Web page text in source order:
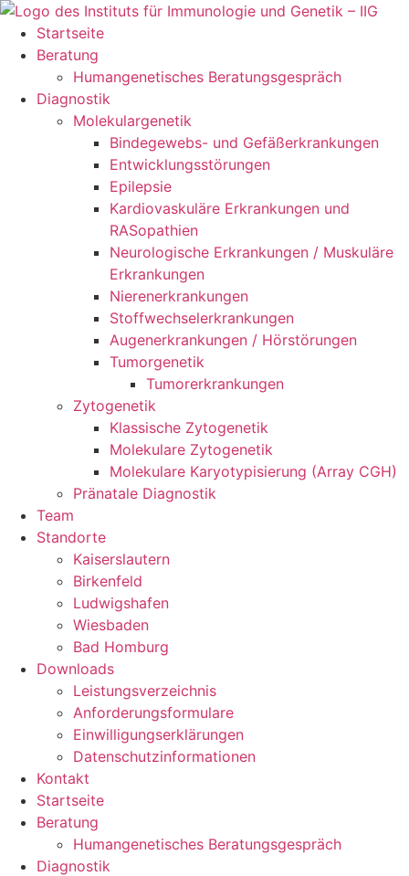
Zum
Inhalt
springen
Startseite
Beratung
Humangenetisches Beratungsgespräch
Diagnostik
Molekulargenetik
Bindegewebs- und Gefäßerkrankungen
Entwicklungsstörungen
Epilepsie
Kardiovaskuläre Erkrankungen und
RASopathien
Neurologische Erkrankungen / Muskuläre
Erkrankungen
Nierenerkrankungen
Stoffwechselerkrankungen
Augenerkrankungen / Hörstörungen
Tumorgenetik
Tumorerkrankungen
Zytogenetik
Klassische Zytogenetik
Molekulare Zytogenetik
Molekulare Karyotypisierung (Array CGH)
Pränatale Diagnostik
Team
Standorte
Kaiserslautern
Birkenfeld
Ludwigshafen
Wiesbaden
Bad Homburg
Downloads
Leistungsverzeichnis
Anforderungsformulare
Einwilligungserklärungen
Datenschutzinformationen
Kontakt
Startseite
Beratung
Humangenetisches Beratungsgespräch
Diagnostik